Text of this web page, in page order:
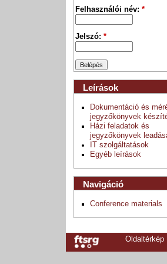
Felhasználói név:*
Jelszó:*
Leírások
Dokumentáció és
jegyzőkönyvek
Házi feladatok és
jegyzőkönyvek
IT szolgáltatások
Egyéb leírások
Navigáció
Conference materials
Oldaltérkép